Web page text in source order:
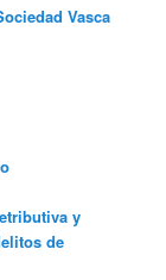
Vasca
y
de